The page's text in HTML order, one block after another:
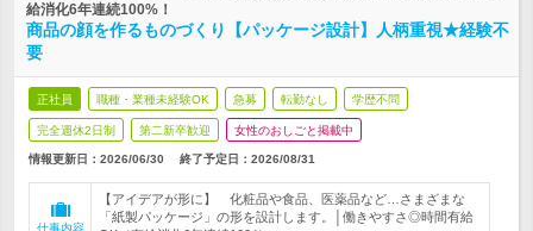
給消化6年連続100%！
商品の顔を作るものづくり【パッケージ設計】人柄重視★経験不
要
正社員 職種・業種未経験OK 急募 転勤なし 学歴不問
完全週休2日制 第二新卒歓迎 女性のおしごと掲載中
情報更新日：2026/06/30 終了予定日： 2026/08/31
仕事内容
【アイデアが形に】 化粧品や食品、医薬品など…さまざまな
「紙製パッケージ」の形を設計します。│働きやすさ◎時間有給